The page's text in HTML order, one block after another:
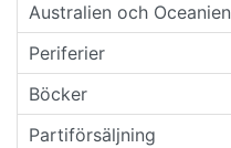
Australien och Oceanien
Periferier
Böcker
Partiförsäljning